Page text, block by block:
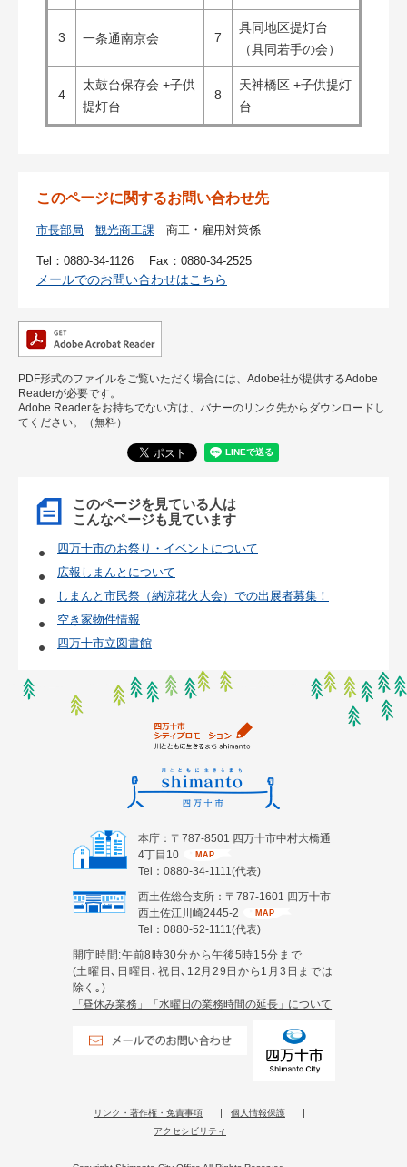
3 一条通南京会 7
具同地区提灯台
（具同若手の会）
4
太鼓台保存会 +子供
提灯台
8
天神橋区 +子供提灯
台
このページに関するお問い合わせ先
市長部局 観光商工課 商工・雇用対策係
Tel：0880-34-1126 Fax：0880-34-2525
メールでのお問い合わせはこちら
PDF形式のファイルをご覧いただく場合には、Adobe社が提供するAdobe
Readerが必要です。
Adobe Readerをお持ちでない方は、バナーのリンク先からダウンロードし
てください。（無料）
このページを見ている人は
こんなページも見ています
四万十市のお祭り・イベントについて
広報しまんとについて
しまんと市民祭（納涼花火大会）での出展者募集！
空き家物件情報
四万十市立図書館
本庁：〒787-8501 四万十市中村大橋通
4丁目10
MAP
Tel：0880-34-1111(代表)
西土佐総合支所：〒787-1601 四万十市
西土佐江川崎2445-2
MAP
Tel：0880-52-1111(代表)
開庁時間:午前8時30分から午後5時15分まで
(土曜日､日曜日､祝日､12月29日から1月3日までは
除く｡)
「昼休み業務」「水曜日の業務時間の延長」について
リンク・著作権・免責事項
個人情報保護
アクセシビリティ